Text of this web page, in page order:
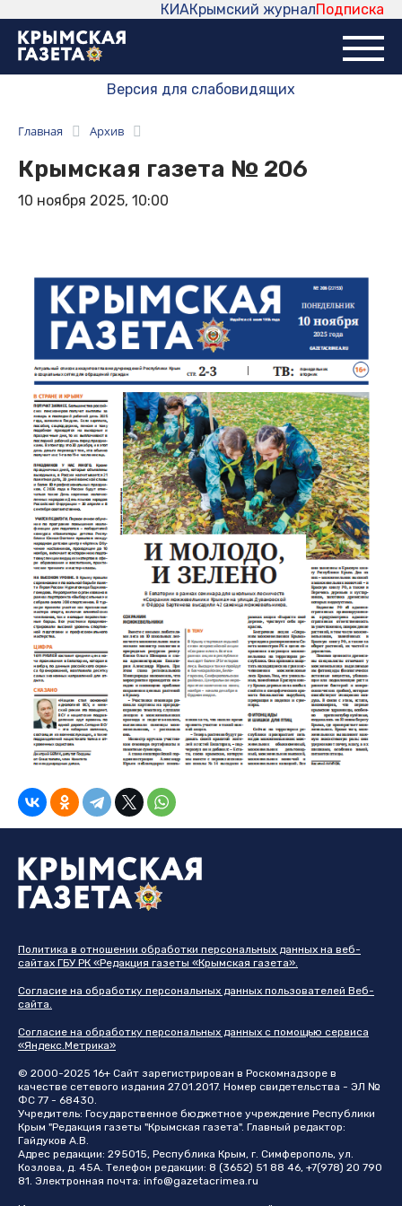
Подписка
Крымский журнал
КИА
Версия для слабовидящих
Главная Архив
Крымская газета № 206
10 ноября 2025, 10:00
Политика в отношении обработки персональных данных на веб-
сайтах ГБУ РК «Редакция газеты «Крымская газета».
Согласие на обработку персональных данных пользователей Веб-
сайта.
Согласие на обработку персональных данных с помощью сервиса
«Яндекс.Метрика»
© 2000-2025 16+ Сайт зарегистрирован в Роскомнадзоре в
качестве сетевого издания 27.01.2017. Номер свидетельства - ЭЛ №
ФС 77 - 68430.
Учредитель: Государственное бюджетное учреждение Республики
Крым "Редакция газеты "Крымская газета". Главный редактор:
Гайдуков А.В.
Адрес редакции: 295015, Республика Крым, г. Симферополь, ул.
Козлова, д. 45А. Телефон редакции: 8 (3652) 51 88 46, +7(978) 20 790
81. Электронная почта: info@gazetacrimea.ru